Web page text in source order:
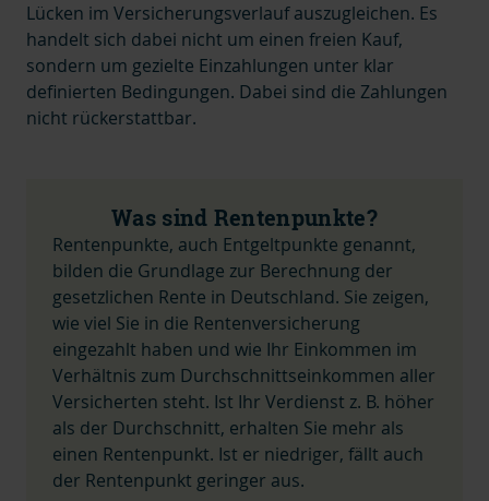
Lücken im Versicherungsverlauf auszugleichen. Es
handelt sich dabei nicht um einen freien Kauf,
sondern um gezielte Einzahlungen unter klar
definierten Bedingungen. Dabei sind die Zahlungen
nicht rückerstattbar.
Was sind Rentenpunkte?
Rentenpunkte, auch Entgeltpunkte genannt,
bilden die Grundlage zur Berechnung der
gesetzlichen Rente in Deutschland. Sie zeigen,
wie viel Sie in die Rentenversicherung
eingezahlt haben und wie Ihr Einkommen im
Verhältnis zum Durchschnittseinkommen aller
Versicherten steht. Ist Ihr Verdienst z. B. höher
als der Durchschnitt, erhalten Sie mehr als
einen Rentenpunkt. Ist er niedriger, fällt auch
der Rentenpunkt geringer aus.